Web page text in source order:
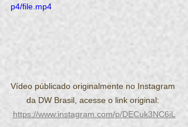
p4/file.mp4
Vídeo públicado originalmente no Instagram
da DW Brasil, acesse o link original:
https://www.instagram.com/p/DECuk3NC6iL